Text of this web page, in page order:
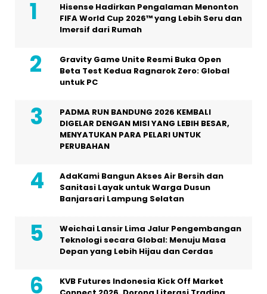
Hisense Hadirkan Pengalaman Menonton
FIFA World Cup 2026™ yang Lebih Seru dan
Imersif dari Rumah
Gravity Game Unite Resmi Buka Open
Beta Test Kedua Ragnarok Zero: Global
untuk PC
PADMA RUN BANDUNG 2026 KEMBALI
DIGELAR DENGAN MISI YANG LEBIH BESAR,
MENYATUKAN PARA PELARI UNTUK
PERUBAHAN
AdaKami Bangun Akses Air Bersih dan
Sanitasi Layak untuk Warga Dusun
Banjarsari Lampung Selatan
Weichai Lansir Lima Jalur Pengembangan
Teknologi secara Global: Menuju Masa
Depan yang Lebih Hijau dan Cerdas
KVB Futures Indonesia Kick Off Market